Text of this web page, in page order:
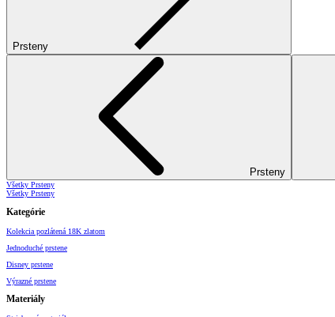
Prsteny
Prsteny
Všetky Prsteny
Všetky Prsteny
Kategórie
Kolekcia pozlátená 18K zlatom
Jednoduché prstene
Disney prstene
Výrazné prstene
Materiály